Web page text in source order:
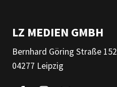
LZ MEDIEN GMBH
Bernhard Göring Straße 152
04277 Leipzig